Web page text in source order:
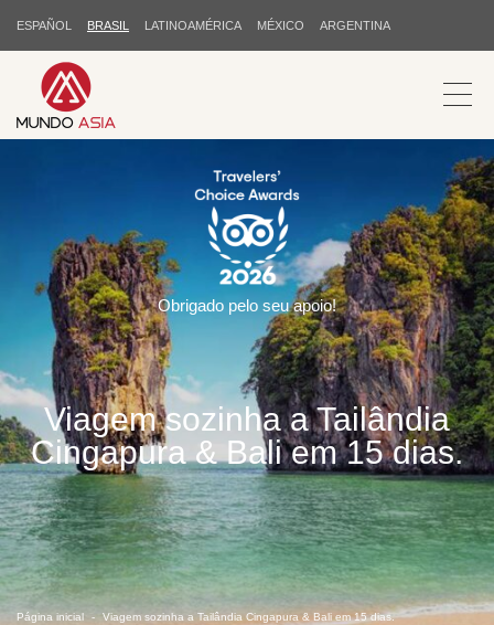
ESPAÑOL BRASIL LATINOAMÉRICA MÉXICO ARGENTINA
Viagem sozinha a Tailândia
Cingapura & Bali em 15 dias.
Página inicial Viagem sozinha a Tailândia Cingapura & Bali em 15 dias.
Obrigado pelo seu apoio!